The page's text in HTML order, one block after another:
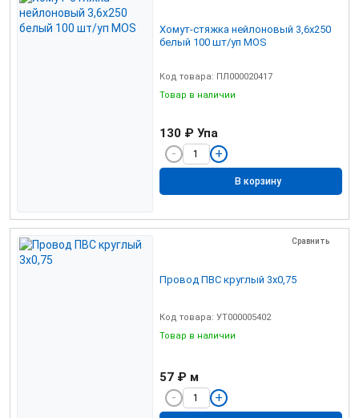
Хомут-стяжка нейлоновый 3,6х250
белый 100 шт/уп MOS
Код товара: ПЛ000020417
Товар в наличии
130 ₽ Упа
В корзину
Сравнить
Провод ПВС круглый 3х0,75
Код товара: УТ000005402
Товар в наличии
57 ₽ м